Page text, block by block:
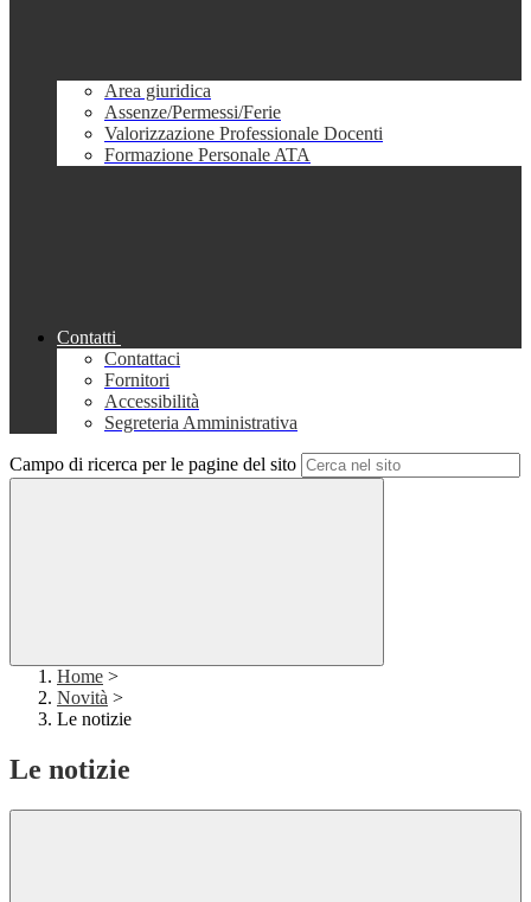
Area giuridica
Assenze/Permessi/Ferie
Valorizzazione Professionale Docenti
Formazione Personale ATA
Contatti
Contattaci
Fornitori
Accessibilità
Segreteria Amministrativa
Campo di ricerca per le pagine del sito
Home >
Novità >
Le notizie
Le notizie